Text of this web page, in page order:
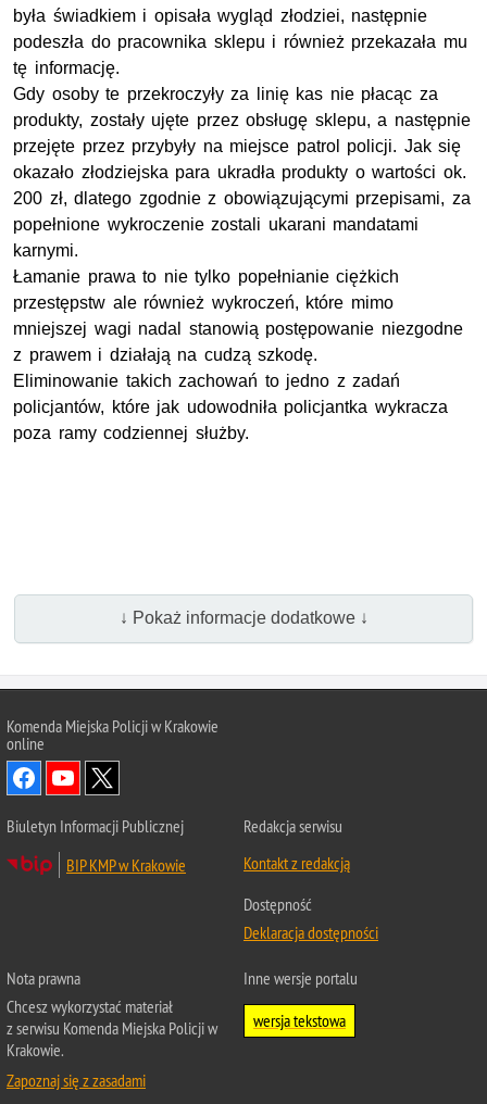
była świadkiem i opisała wygląd złodziei, następnie
podeszła do pracownika sklepu i również przekazała mu
tę informację.
Gdy osoby te przekroczyły za linię kas nie płacąc za
produkty, zostały ujęte przez obsługę sklepu, a następnie
przejęte przez przybyły na miejsce patrol policji. Jak się
okazało złodziejska para ukradła produkty o wartości ok.
200 zł, dlatego zgodnie z obowiązującymi przepisami, za
popełnione wykroczenie zostali ukarani mandatami
karnymi.
Łamanie prawa to nie tylko popełnianie ciężkich
przestępstw ale również wykroczeń, które mimo
mniejszej wagi nadal stanowią postępowanie niezgodne
z prawem i działają na cudzą szkodę.
Eliminowanie takich zachowań to jedno z zadań
policjantów, które jak udowodniła policjantka wykracza
poza ramy codziennej służby.
↓ Pokaż informacje dodatkowe ↓
Komenda Miejska Policji w Krakowie
online
Biuletyn Informacji Publicznej
BIP KMP w Krakowie
Redakcja serwisu
Kontakt z redakcją
Dostępność
Deklaracja dostępności
Nota prawna
Chcesz wykorzystać materiał
z serwisu Komenda Miejska Policji w
Krakowie.
Zapoznaj się z zasadami
Inne wersje portalu
wersja tekstowa